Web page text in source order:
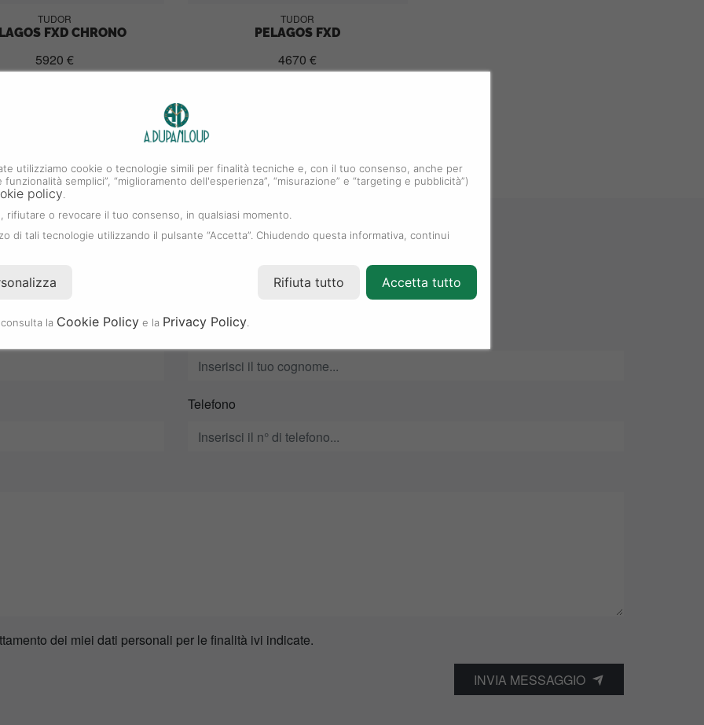
TUDOR
FXD CHRONO
5920 €
TUDOR
PELAGOS FXD
4670 €
SCOPRI TUTTA LA COLLEZIONE TUDOR
SEI INTERESSATO?
Cognome
Telefono
dei miei dati personali per le finalità ivi indicate.
INVIA MESSAGGIO
utilizziamo cookie o tecnologie simili per finalità tecniche e, con il tuo consenso, anche per
semplici”, “miglioramento dell'esperienza”, “misurazione” e “targeting e pubblicità”)
policy
rifiutare o revocare il tuo consenso, in qualsiasi momento.
di tali tecnologie utilizzando il pulsante “Accetta”. Chiudendo questa informativa, continui
Rifiuta tutto Accetta tutto
la Cookie Policy e la Privacy Policy